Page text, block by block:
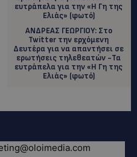
ΑΝΔΡΕΑΣ ΓΕΩΡΓΙΟΥ: Στο
Twitter την ερχόμενη
Δευτέρα για να απαντήσει σε
ερωτήσεις τηλεθεατών -Τα
ευτράπελα για την «Η Γη της
Ελιάς» (φωτό)